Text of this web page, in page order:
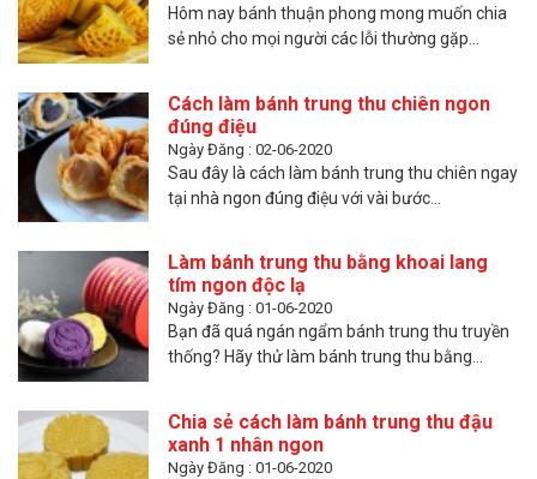
Hôm nay bánh thuận phong mong muốn chia
sẻ nhỏ cho mọi người các lỗi thường gặp...
Cách làm bánh trung thu chiên ngon
đúng điệu
Ngày Đăng : 02-06-2020
Sau đây là cách làm bánh trung thu chiên ngay
tại nhà ngon đúng điệu với vài bước...
Làm bánh trung thu bằng khoai lang
tím ngon độc lạ
Ngày Đăng : 01-06-2020
Bạn đã quá ngán ngẩm bánh trung thu truyền
thống? Hãy thử làm bánh trung thu bằng...
Chia sẻ cách làm bánh trung thu đậu
xanh 1 nhân ngon
Ngày Đăng : 01-06-2020